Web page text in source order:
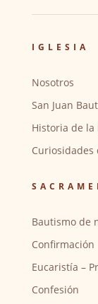
IGLESIA
Nosotros
San Juan
Historia de la
Curiosidades
Bautismo de
Confirmación
Eucaristía –
Confesión